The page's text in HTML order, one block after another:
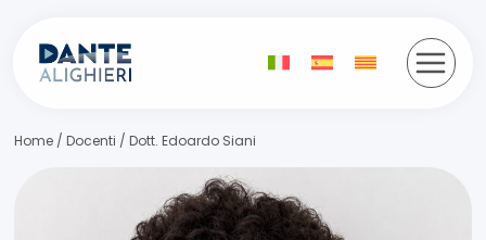
contenuto
Home /Docenti /Dott. Edoardo Siani